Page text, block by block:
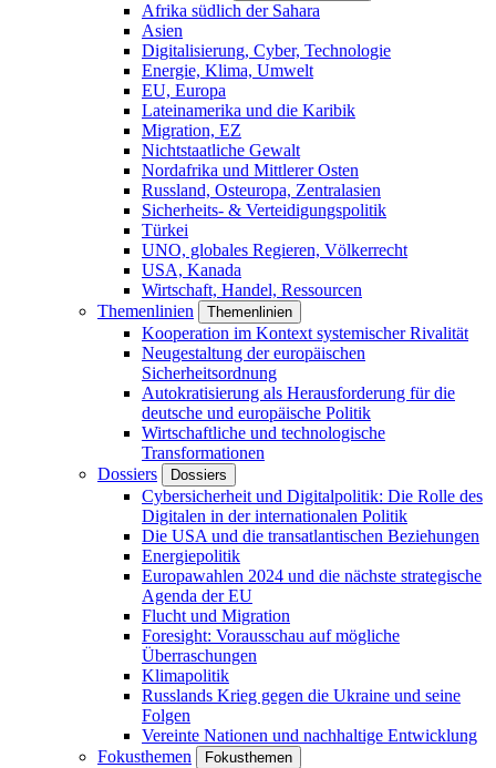
Afrika südlich der Sahara
Asien
Digitalisierung, Cyber, Technologie
Energie, Klima, Umwelt
EU, Europa
Lateinamerika und die Karibik
Migration, EZ
Nichtstaatliche Gewalt
Nordafrika und Mittlerer Osten
Russland, Osteuropa, Zentralasien
Sicherheits- & Verteidigungspolitik
Türkei
UNO, globales Regieren, Völkerrecht
USA, Kanada
Wirtschaft, Handel, Ressourcen
Themenlinien
Themenlinien
Kooperation im Kontext systemischer Rivalität
Neugestaltung der europäischen
Sicherheitsordnung
Autokratisierung als Herausforderung für die
deutsche und europäische Politik
Wirtschaftliche und technologische
Transformationen
Dossiers
Dossiers
Cybersicherheit und Digitalpolitik: Die Rolle des
Digitalen in der internationalen Politik
Die USA und die transatlantischen Beziehungen
Energiepolitik
Europawahlen 2024 und die nächste strategische
Agenda der EU
Flucht und Migration
Foresight: Vorausschau auf mögliche
Überraschungen
Klimapolitik
Russlands Krieg gegen die Ukraine und seine
Folgen
Vereinte Nationen und nachhaltige Entwicklung
Fokusthemen
Fokusthemen